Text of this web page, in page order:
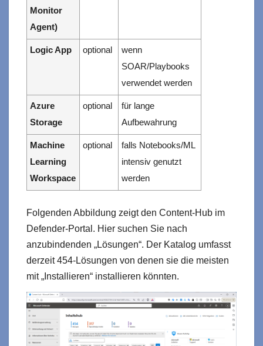
Monitor
Agent)
Logic App optional
wenn
SOAR/Playbooks
verwendet werden
Azure
Storage
optional
für lange
Aufbewahrung
Machine
Learning
Workspace
optional
falls Notebooks/ML
intensiv genutzt
werden
Folgenden Abbildung zeigt den Content-Hub im
Defender-Portal. Hier suchen Sie nach
anzubindenden „Lösungen“. Der Katalog umfasst
derzeit 454-Lösungen von denen sie die meisten
mit „Installieren“ installieren könnten.